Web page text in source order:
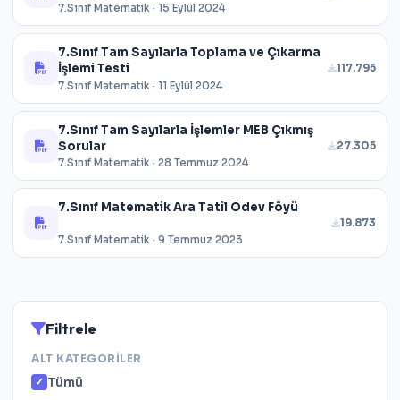
7.Sınıf Matematik · 15 Eylül 2024
7.Sınıf Tam Sayılarla Toplama ve Çıkarma
İşlemi Testi
7.Sınıf Matematik · 11 Eylül 2024
117.795
7.Sınıf Tam Sayılarla İşlemler MEB Çıkmış
Sorular
7.Sınıf Matematik · 28 Temmuz 2024
27.305
7.Sınıf Matematik Ara Tatil Ödev Föyü
7.Sınıf Matematik · 9 Temmuz 2023
19.873
Filtrele
ALT KATEGORILER
Tümü